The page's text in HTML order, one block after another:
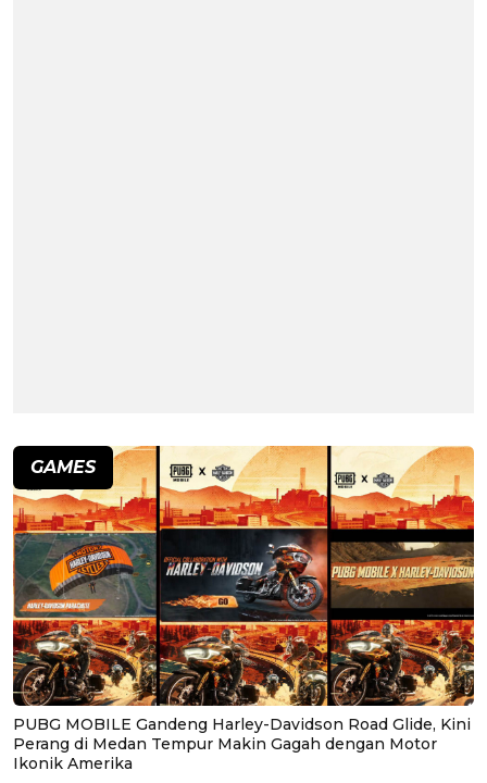
GAMES
PUBG MOBILE Gandeng Harley-Davidson Road Glide, Kini
Perang di Medan Tempur Makin Gagah dengan Motor
Ikonik Amerika